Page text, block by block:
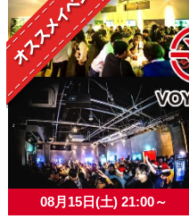
08月15日(土) 21:00～